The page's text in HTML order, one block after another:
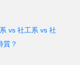
vs 社工系 vs 社
質？